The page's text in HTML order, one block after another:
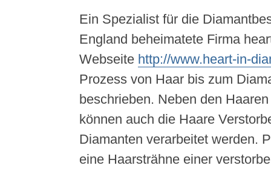
Ein Spezialist für die
England beheimatete Firma
Webseite http://www.heart-in-
Prozess von Haar bis zum
beschrieben. Neben den
können auch die Haare
Diamanten verarbeitet werden.
eine Haarsträhne einer